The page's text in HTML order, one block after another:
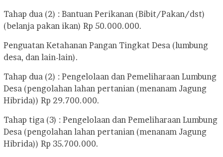
Tahap dua (2) : Bantuan Perikanan (Bibit/Pakan/dst)
(belanja pakan ikan) Rp 50.000.000.
Penguatan Ketahanan Pangan Tingkat Desa (lumbung
desa, dan lain-lain).
Tahap dua (2) : Pengelolaan dan Pemeliharaan Lumbung
Desa (pengolahan lahan pertanian (menanam Jagung
Hibrida)) Rp 29.700.000.
Tahap tiga (3) : Pengelolaan dan Pemeliharaan Lumbung
Desa (pengolahan lahan pertanian (menanam Jagung
Hibrida)) Rp 35.700.000.